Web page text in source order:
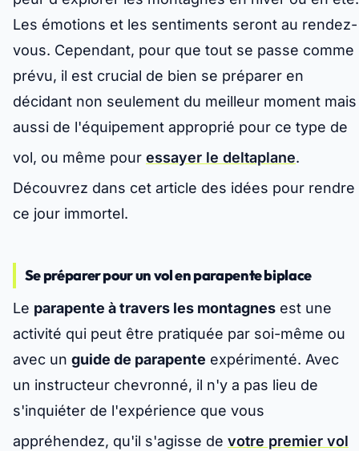
Les émotions et les sentiments seront au rendez-
vous. Cependant, pour que tout se passe comme
prévu, il est crucial de bien se préparer en
décidant non seulement du meilleur moment mais
aussi de l'équipement approprié pour ce type de
vol, ou même pour essayer le deltaplane.
Découvrez dans cet article des idées pour rendre
ce jour immortel.
Se préparer pour un vol en parapente biplace
Le parapente à travers les montagnes est une
activité qui peut être pratiquée par soi-même ou
avec un guide de parapente expérimenté. Avec
un instructeur chevronné, il n'y a pas lieu de
s'inquiéter de l'expérience que vous
appréhendez, qu'il s'agisse de votre premier vol